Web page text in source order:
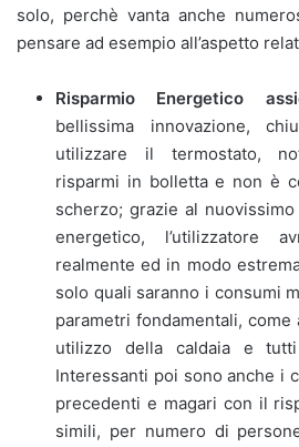
solo, perchè vanta anche
pensare ad esempio all’aspetto
Risparmio Energetico
bellissima innovazione,
utilizzare il termostato,
risparmi in bolletta e non è
scherzo; grazie al
energetico, l’utilizzatore
realmente ed in modo
solo quali saranno i consumi
parametri fondamentali,
utilizzo della caldaia e
Interessanti poi sono anche i
precedenti e magari con il
simili, per numero di